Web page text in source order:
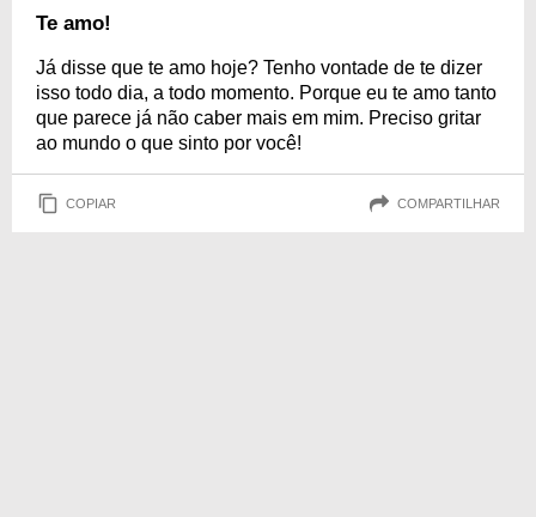
Te amo!
Já disse que te amo hoje? Tenho vontade de te dizer
isso todo dia, a todo momento. Porque eu te amo tanto
que parece já não caber mais em mim. Preciso gritar
ao mundo o que sinto por você!
COPIAR COMPARTILHAR